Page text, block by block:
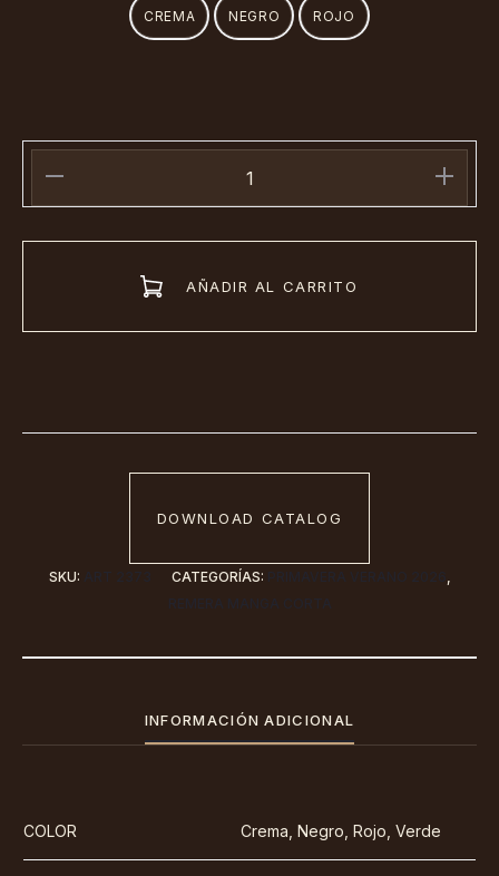
CREMA NEGRO ROJO
AÑADIR AL CARRITO
DOWNLOAD CATALOG
SKU: CATEGORÍAS:
,
INFORMACIÓN ADICIONAL
COLOR Crema, Negro, Rojo, Verde